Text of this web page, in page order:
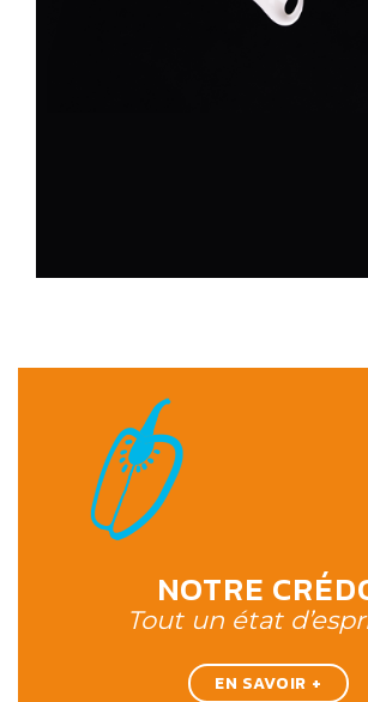
NOTRE
Tout un état
EN SAVOIR +